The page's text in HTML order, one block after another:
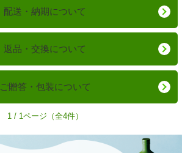
配送・納期について
返品・交換について
ご贈答・包装について
1 / 1ページ（全4件）